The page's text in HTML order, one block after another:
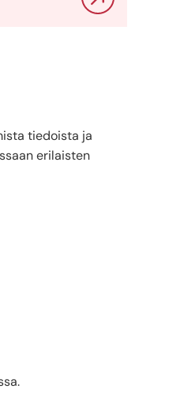
tiedoista ja
erilaisten